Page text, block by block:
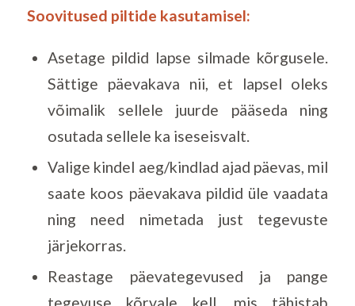
Soovitused piltide kasutamisel:
Asetage pildid lapse silmade kõrgusele.
Sättige päevakava nii, et lapsel oleks
võimalik sellele juurde pääseda ning
osutada sellele ka iseseisvalt.
Valige kindel aeg/kindlad ajad päevas, mil
saate koos päevakava pildid üle vaadata
ning need nimetada just tegevuste
järjekorras.
Reastage päevategevused ja pange
tegevuse kõrvale kell, mis tähistab